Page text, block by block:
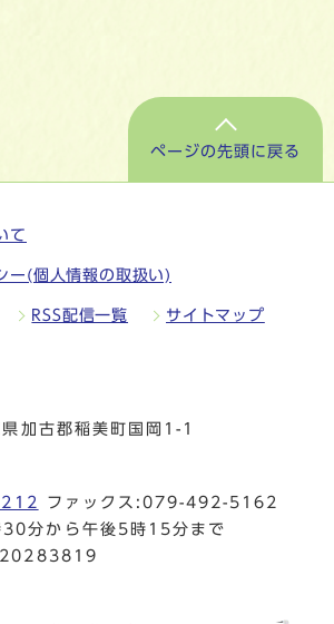
ページの先頭に戻る
て
ー(個人情報の取扱い)
RSS配信一覧 サイトマップ
加古郡稲美町国岡1-1
ファックス:079-492-5162
30分から午後5時15分まで